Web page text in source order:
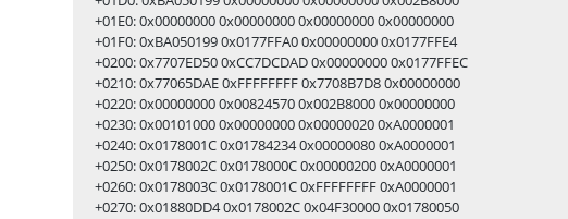
+01E0: 0x00000000 0x00000000 0x00000000 0x00000000
+01F0: 0xBA050199 0x0177FFA0 0x00000000 0x0177FFE4
+0200: 0x7707ED50 0xCC7DCDAD 0x00000000 0x0177FFEC
+0210: 0x77065DAE 0xFFFFFFFF 0x7708B7D8 0x00000000
+0220: 0x00000000 0x00824570 0x002B8000 0x00000000
+0230: 0x00101000 0x00000000 0x00000020 0xA0000001
+0240: 0x0178001C 0x01784234 0x00000080 0xA0000001
+0250: 0x0178002C 0x0178000C 0x00000200 0xA0000001
+0260: 0x0178003C 0x0178001C 0xFFFFFFFF 0xA0000001
+0270: 0x01880DD4 0x0178002C 0x04F30000 0x01780050